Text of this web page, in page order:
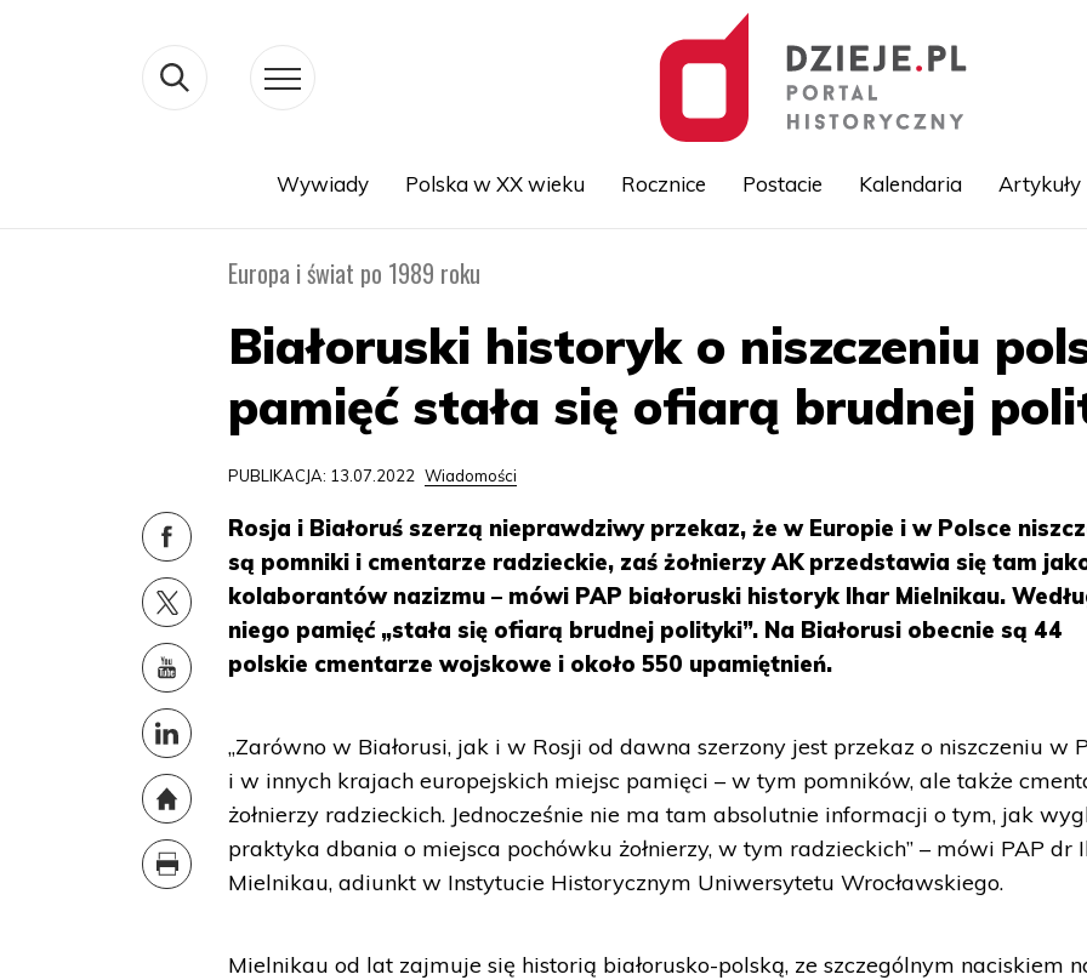
Wywiady Polska w XX wieku Rocznice Postacie Kalendaria Artykuły
Europa i świat po 1989 roku
Białoruski historyk o niszczeniu
pamięć stała się ofiarą brudnej
PUBLIKACJA: 13.07.2022 Wiadomości
Rosja i Białoruś szerzą nieprawdziwy przekaz, że w Europie i w Polsce
są pomniki i cmentarze radzieckie, zaś żołnierzy AK przedstawia się tam
kolaborantów nazizmu – mówi PAP białoruski historyk Ihar Mielnikau.
niego pamięć „stała się ofiarą brudnej polityki”. Na Białorusi obecnie są 44
polskie cmentarze wojskowe i około 550 upamiętnień.
„Zarówno w Białorusi, jak i w Rosji od dawna szerzony jest przekaz o niszczeniu w
i w innych krajach europejskich miejsc pamięci – w tym pomników, ale także
żołnierzy radzieckich. Jednocześnie nie ma tam absolutnie informacji o tym, jak
praktyka dbania o miejsca pochówku żołnierzy, w tym radzieckich” – mówi PAP dr
Mielnikau, adiunkt w Instytucie Historycznym Uniwersytetu Wrocławskiego.
Mielnikau od lat zajmuje się historią białorusko-polską, ze szczególnym naciskiem